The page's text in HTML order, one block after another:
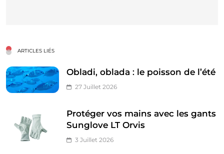
ARTICLES LIÉS
Obladi, oblada : le poisson de l’été
27 Juillet 2026
Protéger vos mains avec les gants
Sunglove LT Orvis
3 Juillet 2026